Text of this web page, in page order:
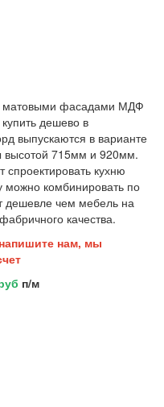
матовыми фасадами МДФ
дешево в
выпускаются в варианте
715мм и 920мм.
кухню
комбинировать по
дешевле чем мебель на
качества.
нам, мы
п/м